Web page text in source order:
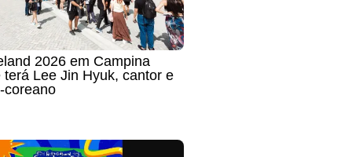
2026 em Campina
terá Lee Jin Hyuk, cantor e
coreano